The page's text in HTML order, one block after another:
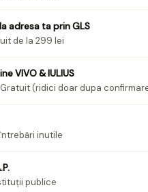
adresa ta prin GLS
de la 299 lei
VIVO & IULIUS
(ridici doar dupa
inutile
publice